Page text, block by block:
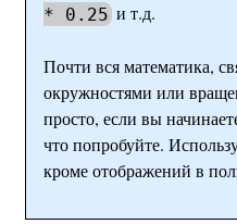
* 0.25 и т.д.
Почти вся математика,
окружностями или
просто, если вы
что попробуйте.
кроме отображений в